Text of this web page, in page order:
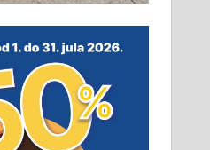
Обезбеђен
исхрана.
локал 22
завршних
грађевини,